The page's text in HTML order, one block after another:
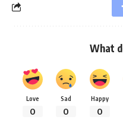
What
Love
0
Sad
0
Happy
0